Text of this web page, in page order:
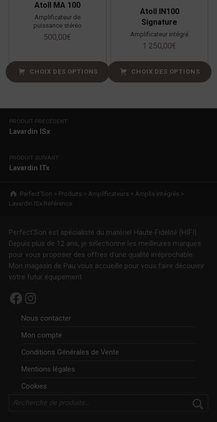
Atoll MA 100
Amplificateur de
puissance stéréo
500,00€
CHOIX DES OPTIONS
Atoll IN100
Signature
Amplificateur intégré
1 250,00€
CHOIX DES OPTIONS
Navigation de l’article
PRODUIT PRÉCÉDENT
Lavardin ISx
PRODUIT SUIVANT
Lavardin ITx
Breadcrumbs navigation
Perfect’Son > Produits > Amplificateurs > Amplis intégrés >
Lavardin ISx Référence
Perfect'Son est spécialiste du matériel Haute-Fidélité (HIFI).
Depuis plus de 12 ans, je sélectionne les meilleures marques
pour vous proposer des offres d'une qualité irréprochable.
Mon magasin de Pau vous accueille pour vous faire découvrir
votre futur équipement.
Facebook Instagram
Nous contacter
Mon compte
Conditions Générales de Vente
Mentions légales
Cookies